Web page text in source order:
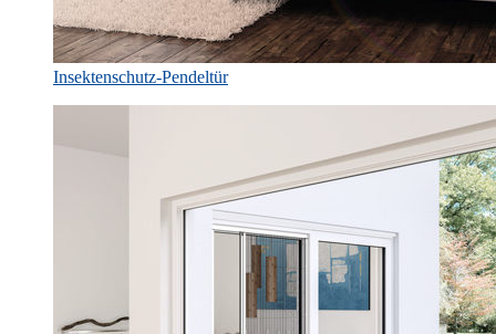
Insektenschutz-Pendeltür